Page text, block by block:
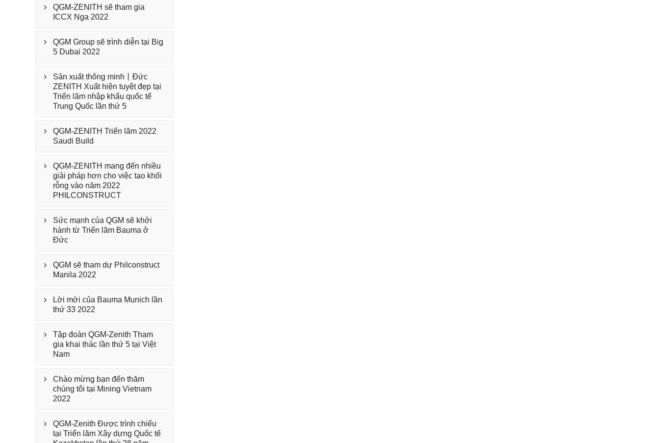

QGM-ZENITH sẽ tham gia
ICCX Nga 2022

QGM Group sẽ trình diễn tại Big
5 Dubai 2022

Sản xuất thông minh丨Đức
ZENITH Xuất hiện tuyệt đẹp tại
Triển lãm nhập khẩu quốc tế
Trung Quốc lần thứ 5

QGM-ZENITH Triển lãm 2022
Saudi Build

QGM-ZENITH mang đến nhiều
giải pháp hơn cho việc tạo khối
rỗng vào năm 2022
PHILCONSTRUCT

Sức mạnh của QGM sẽ khởi
hành từ Triển lãm Bauma ở
Đức

QGM sẽ tham dự Philconstruct
Manila 2022

Lời mời của Bauma Munich lần
thứ 33 2022

Tập đoàn QGM-Zenith Tham
gia khai thác lần thứ 5 tại Việt
Nam

Chào mừng bạn đến thăm
chúng tôi tại Mining Vietnam
2022

QGM-Zenith Được trình chiếu
tại Triển lãm Xây dựng Quốc tế